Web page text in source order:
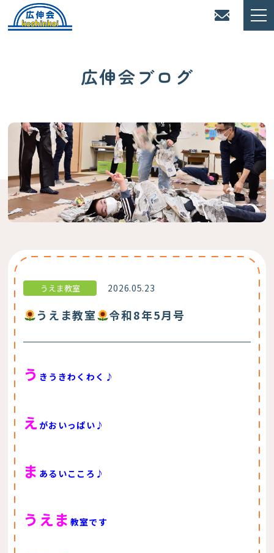
広伸会ブログ
うえま教室 2026.05.23
うえま教室 令和8年5月号
う きうきわくわく♪
え がおいっぱい♪
ま あるいこころ♪
うえま 教室です